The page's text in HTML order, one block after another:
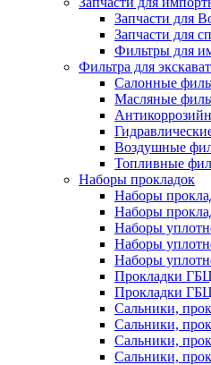
Запчасти для
Запчасти для
Фильтры для
Фильтра для
Салонные
Масляные
Воздушные
Топливные
Наборы прокладок
Наборы
Наборы
Наборы
Наборы
Наборы
Прокладки
Прокладки
Сальники,
Сальники,
Сальники,
Сальники,